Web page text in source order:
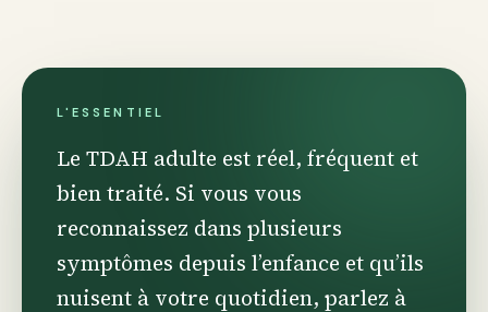
L'ESSENTIEL
Le TDAH adulte est réel, fréquent et
bien traité. Si vous vous
reconnaissez dans plusieurs
symptômes depuis l’enfance et qu’ils
nuisent à votre quotidien, parlez à